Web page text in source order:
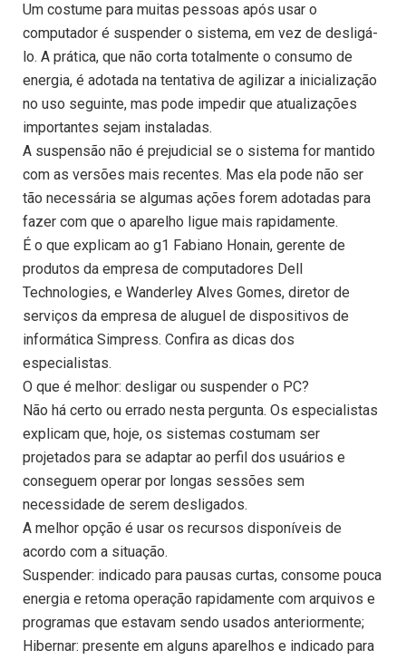
Um costume para muitas pessoas após usar o
computador é suspender o sistema, em vez de desligá-
lo. A prática, que não corta totalmente o consumo de
energia, é adotada na tentativa de agilizar a inicialização
no uso seguinte, mas pode impedir que atualizações
importantes sejam instaladas.
A suspensão não é prejudicial se o sistema for mantido
com as versões mais recentes. Mas ela pode não ser
tão necessária se algumas ações forem adotadas para
fazer com que o aparelho ligue mais rapidamente.
É o que explicam ao g1 Fabiano Honain, gerente de
produtos da empresa de computadores Dell
Technologies, e Wanderley Alves Gomes, diretor de
serviços da empresa de aluguel de dispositivos de
informática Simpress. Confira as dicas dos
especialistas.
O que é melhor: desligar ou suspender o PC?
Não há certo ou errado nesta pergunta. Os especialistas
explicam que, hoje, os sistemas costumam ser
projetados para se adaptar ao perfil dos usuários e
conseguem operar por longas sessões sem
necessidade de serem desligados.
A melhor opção é usar os recursos disponíveis de
acordo com a situação.
Suspender: indicado para pausas curtas, consome pouca
energia e retoma operação rapidamente com arquivos e
programas que estavam sendo usados anteriormente;
Hibernar: presente em alguns aparelhos e indicado para